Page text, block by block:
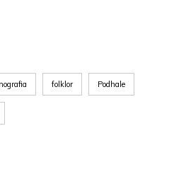
folklor Podhale